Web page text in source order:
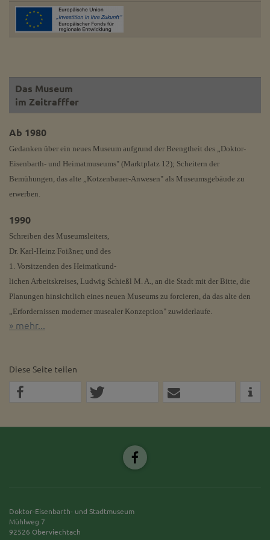
Das Museum
im Zeitrafffer
Ab 1980
Gedanken über ein neues Museum aufgrund der Beengtheit des „Doktor-
Eisenbarth- und Heimatmuseums" (Marktplatz 12); Scheitern der
Bemühungen, das alte „Kotzenbauer-Anwesen" als Museumsgebäude zu
erwerben.
1990
Schreiben des Museumsleiters,
Dr. Karl-Heinz Foißner, und des
1. Vorsitzenden des Heimatkund-
lichen Arbeitskreises, Ludwig Schießl M. A., an die Stadt mit der Bitte, die
Planungen hinsichtlich eines neuen Museums zu forcieren, da das alte den
„Erfordernissen moderner musealer Konzeption" zuwiderlaufe.
» mehr...
Diese Seite teilen
Doktor-Eisenbarth- und Stadtmuseum
Mühlweg 7
92526 Oberviechtach